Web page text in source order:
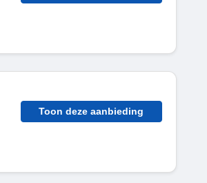
Toon deze aanbieding